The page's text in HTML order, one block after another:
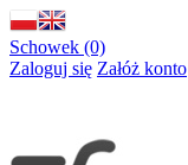
Schowek (0)
Zaloguj się Załóż konto